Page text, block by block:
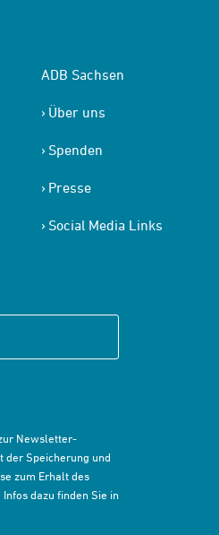
ADB Sachsen
Über uns
Spenden
Presse
Social Media Links
Newsletter-
der Speicherung und
zum Erhalt des
dazu finden Sie in